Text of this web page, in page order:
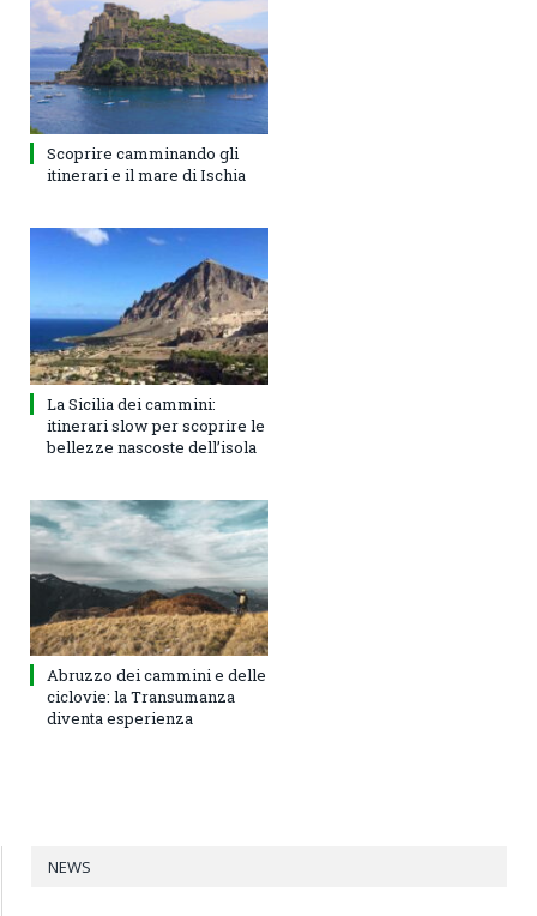
Scoprire camminando gli
itinerari e il mare di Ischia
La Sicilia dei cammini:
itinerari slow per scoprire le
bellezze nascoste dell’isola
Abruzzo dei cammini e delle
ciclovie: la Transumanza
diventa esperienza
NEWS